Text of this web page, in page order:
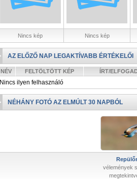
Nincs kép Nincs kép
AZ ELŐZŐ NAP LEGAKTÍVABB ÉRTÉKELŐI
NÉV FELTÖLTÖTT KÉP ÍRT/
Nincs ilyen felhasználó
NÉHÁNY FOTÓ AZ ELMÚLT 30 NAPBÓL
vélemények